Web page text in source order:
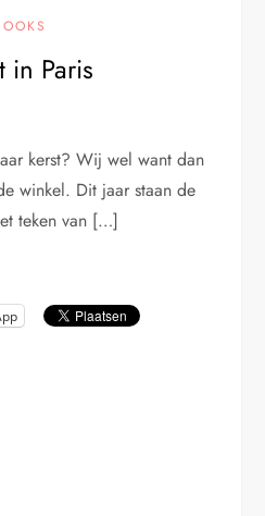
in Paris
kerst? Wij wel want dan
winkel. Dit jaar staan de
teken van […]